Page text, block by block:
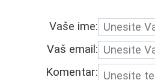
Vaše ime:
Vaš email:
Komentar: